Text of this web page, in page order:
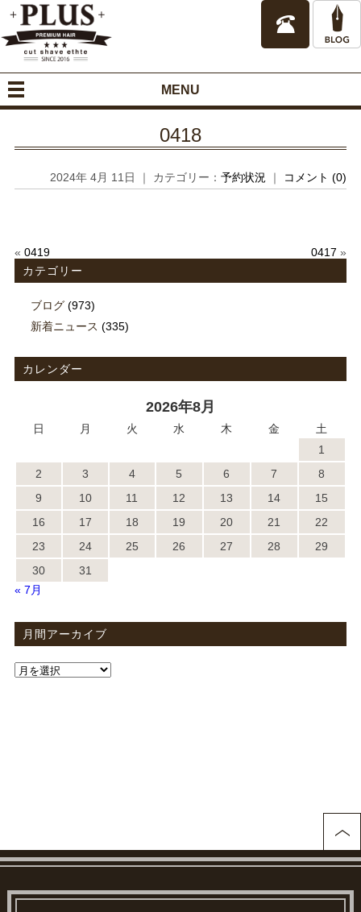
MENU
0418
2024年 4月 11日 ｜ カテゴリー：予約状況 ｜ コメント (0)
« 0419 0417 »
カテゴリー
ブログ(973)
新着ニュース (335)
カレンダー
2026年8月
日 月 火 水 木 金
土
1
2
3 4 5 6 7
8
9
10 11 12 13 14
15
16
17 18 19 20 21
22
23
24 25 26 27 28
29
30
31
« 7月
月間アーカイブ